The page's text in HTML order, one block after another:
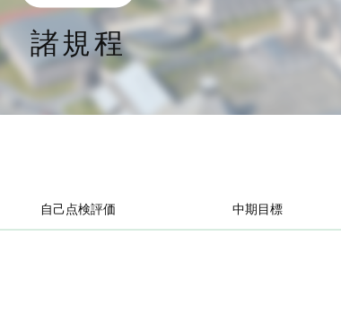
諸規程
自己点検評価 中期目標